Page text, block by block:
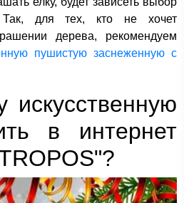
для тех, кто не хочет
дерева, рекомендуем
пушистую заснеженную с
искусственную
в интернет